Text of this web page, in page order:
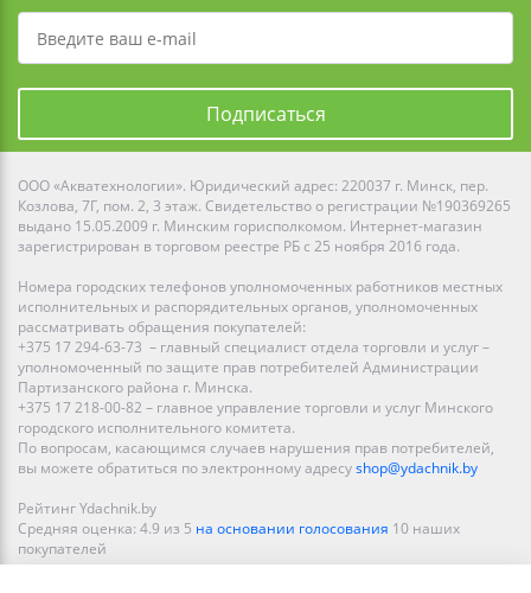
Подписаться
ООО «Акватехнологии». Юридический адрес: 220037 г. Минск, пер.
Козлова, 7Г, пом. 2, 3 этаж. Свидетельство о регистрации №190369265
выдано 15.05.2009 г. Минским горисполкомом. Интернет-магазин
зарегистрирован в торговом реестре РБ с 25 ноября 2016 года.
Номера городских телефонов уполномоченных работников местных
исполнительных и распорядительных органов, уполномоченных
рассматривать обращения покупателей:
+375 17 294-63-73 – главный специалист отдела торговли и услуг –
уполномоченный по защите прав потребителей Администрации
Партизанского района г. Минска.
+375 17 218-00-82 – главное управление торговли и услуг Минского
городского исполнительного комитета.
По вопросам, касающимся случаев нарушения прав потребителей,
вы можете обратиться по электронному адресуshop@ydachnik.by
Рейтинг Ydachnik.by
Средняя оценка: 4.9 из 5 на основании голосования 10 наших
покупателей